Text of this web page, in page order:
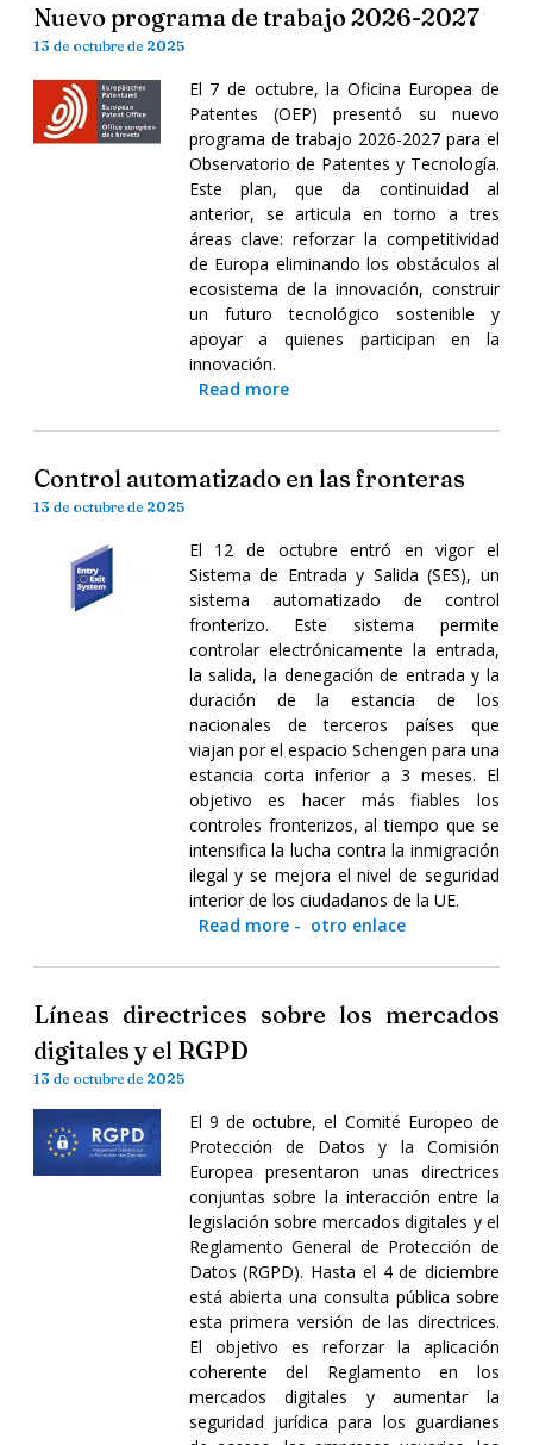
Nuevo programa de trabajo 2026-2027
13 de octubre de 2025
El 7 de octubre, la Oficina Europea de
Patentes (OEP) presentó su nuevo
programa de trabajo 2026-2027 para el
Observatorio de Patentes y Tecnología.
Este plan, que da continuidad al
anterior, se articula en torno a tres
áreas clave: reforzar la competitividad
de Europa eliminando los obstáculos al
ecosistema de la innovación, construir
un futuro tecnológico sostenible y
apoyar a quienes participan en la
innovación.
Read more
Control automatizado en las fronteras
13 de octubre de 2025
El 12 de octubre entró en vigor el
Sistema de Entrada y Salida (SES), un
sistema automatizado de control
fronterizo. Este sistema permite
controlar electrónicamente la entrada,
la salida, la denegación de entrada y la
duración de la estancia de los
nacionales de terceros países que
viajan por el espacio Schengen para una
estancia corta inferior a 3 meses. El
objetivo es hacer más fiables los
controles fronterizos, al tiempo que se
intensifica la lucha contra la inmigración
ilegal y se mejora el nivel de seguridad
interior de los ciudadanos de la UE.
Read more- otro enlace
Líneas directrices sobre los mercados
digitales y el RGPD
13 de octubre de 2025
El 9 de octubre, el Comité Europeo de
Protección de Datos y la Comisión
Europea presentaron unas directrices
conjuntas sobre la interacción entre la
legislación sobre mercados digitales y el
Reglamento General de Protección de
Datos (RGPD). Hasta el 4 de diciembre
está abierta una consulta pública sobre
esta primera versión de las directrices.
El objetivo es reforzar la aplicación
coherente del Reglamento en los
mercados digitales y aumentar la
seguridad jurídica para los guardianes